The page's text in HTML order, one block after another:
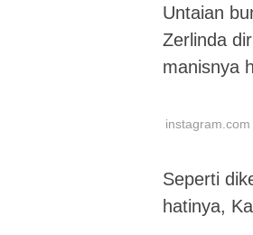
Untaian
Zerlinda
manisnya
Seperti
hatinya,